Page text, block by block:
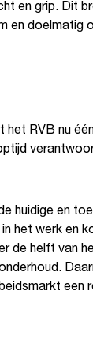
en grip. Dit
en doelmatig
het RVB nu
huidige en
het werk en
de helft van
een